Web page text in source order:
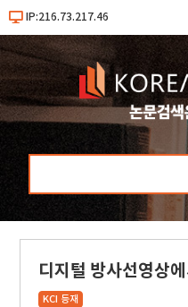
IP:216.73.217.46
디지털 방사선영상
KCI 등재